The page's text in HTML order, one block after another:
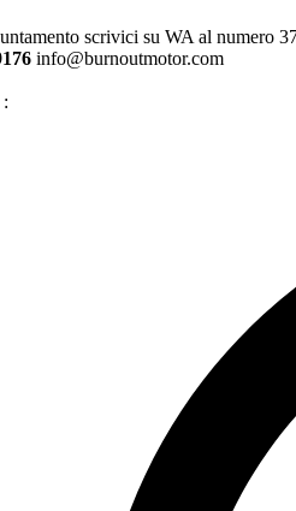
scrivici su WA al numero
info@burnoutmotor.com